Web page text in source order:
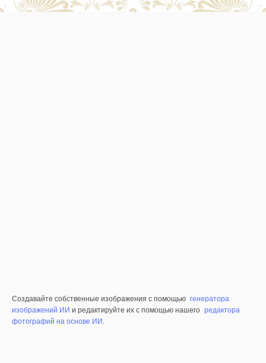
Создавайте собственные изображения с помощью генератора
изображений ИИ и редактируйте их с помощью нашего редактора
фотографий на основе ИИ.